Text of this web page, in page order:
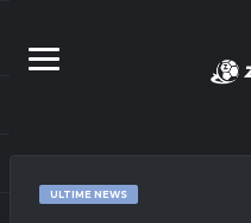
ULTIME NEWS